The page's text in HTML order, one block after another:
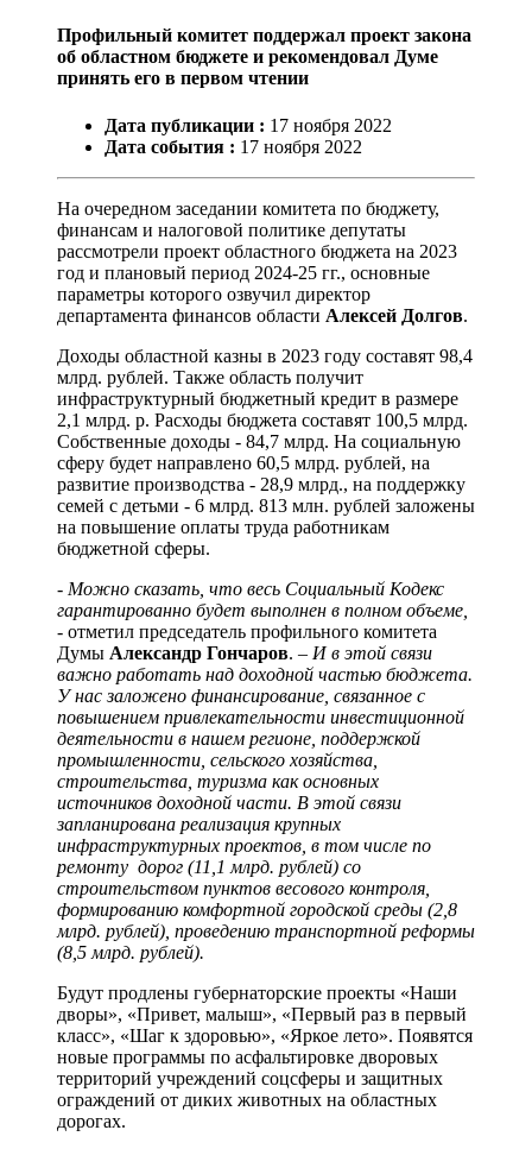
Профильный комитет поддержал проект закона
об областном бюджете и рекомендовал Думе
принять его в первом чтении
Дата публикации : 17 ноября 2022
Дата события : 17 ноября 2022
На очередном заседании комитета по бюджету,
финансам и налоговой политике депутаты
рассмотрели проект областного бюджета на 2023
год и плановый период 2024-25 гг., основные
параметры которого озвучил директор
департамента финансов области Алексей Долгов.
Доходы областной казны в 2023 году составят 98,4
млрд. рублей. Также область получит
инфраструктурный бюджетный кредит в размере
2,1 млрд. р. Расходы бюджета составят 100,5 млрд.
Собственные доходы - 84,7 млрд. На социальную
сферу будет направлено 60,5 млрд. рублей, на
развитие производства - 28,9 млрд., на поддержку
семей с детьми - 6 млрд. 813 млн. рублей заложены
на повышение оплаты труда работникам
бюджетной сферы.
- Можно сказать, что весь Социальный Кодекс
гарантированно будет выполнен в полном объеме,
- отметил председатель профильного комитета
Думы Александр Гончаров. – И в этой связи
важно работать над доходной частью бюджета.
У нас заложено финансирование, связанное с
повышением привлекательности инвестиционной
деятельности в нашем регионе, поддержкой
промышленности, сельского хозяйства,
строительства, туризма как основных
источников доходной части. В этой связи
запланирована реализация крупных
инфраструктурных проектов, в том числе по
ремонту дорог (11,1 млрд. рублей) со
строительством пунктов весового контроля,
формированию комфортной городской среды (2,8
млрд. рублей), проведению транспортной реформы
(8,5 млрд. рублей).
Будут продлены губернаторские проекты «Наши
дворы», «Привет, малыш», «Первый раз в первый
класс», «Шаг к здоровью», «Яркое лето». Появятся
новые программы по асфальтировке дворовых
территорий учреждений соцсферы и защитных
ограждений от диких животных на областных
дорогах.